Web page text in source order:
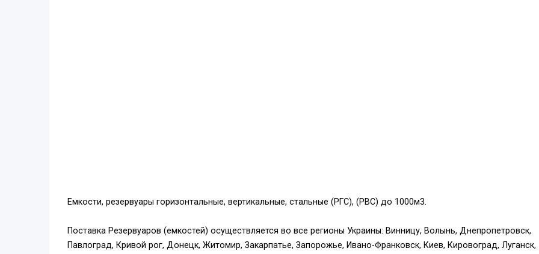
Емкости, резервуары горизонтальные, вертикальные, стальные (РГС), (РВС) до 1000м3.
Поставка Резервуаров (емкостей) осуществляется во все регионы Украины: Винницу, Волынь, Днепропетровск,
Павлоград, Кривой рог, Донецк, Житомир, Закарпатье, Запорожье, Ивано-Франковск, Киев, Кировоград, Луганск,